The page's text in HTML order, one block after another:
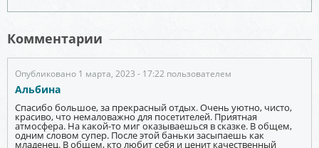
Комментарии
Опубликовано 1 марта, 2023 - 17:22 пользователем
Альбина
Спасибо большое, за прекрасный отдых. Очень уютно, чисто,
красиво, что немаловажно для посетителей. Приятная
атмосфера. На какой-то миг оказываешься в сказке. В общем,
одним словом супер. После этой баньки засыпаешь как
младенец. В общем, кто любит себя и ценит качественный